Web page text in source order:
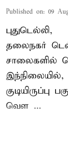
Published on: 09
புதுடெல்லி,
தலைநகர்
சாலைகளில்
இந்நிலையில்,
குடியிருப்பு
வெள ...